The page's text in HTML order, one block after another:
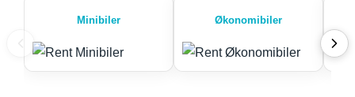
Minibiler Økonomibiler